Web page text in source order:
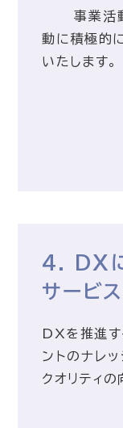
事業活動
動に積極的
いたします。
4. DX
サービ
DXを推進す
ントのナレ
クオリティの